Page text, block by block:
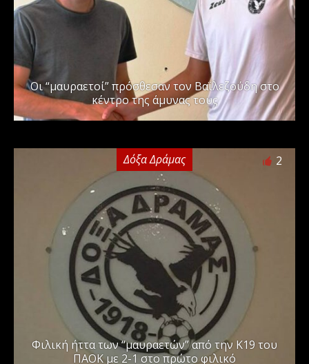
Οι “μαυραετοί” πρόσθεσαν τον Βαϊλεζούδη στο
κέντρο της άμυνας τους
Δόξα Δράμας 2
Φιλική ήττα των “μαυραετών” από την Κ19 του
ΠΑΟΚ με 2-1 στο πρώτο φιλικό